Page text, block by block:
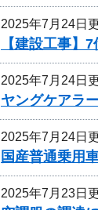
2025年7月24日
【建設工事】
2025年7月24日
ヤングケアラ
2025年7月24日
国産普通乗用
2025年7月23日